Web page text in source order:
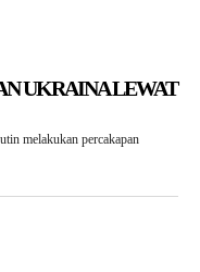
UKRAINA LEWAT
melakukan percakapan